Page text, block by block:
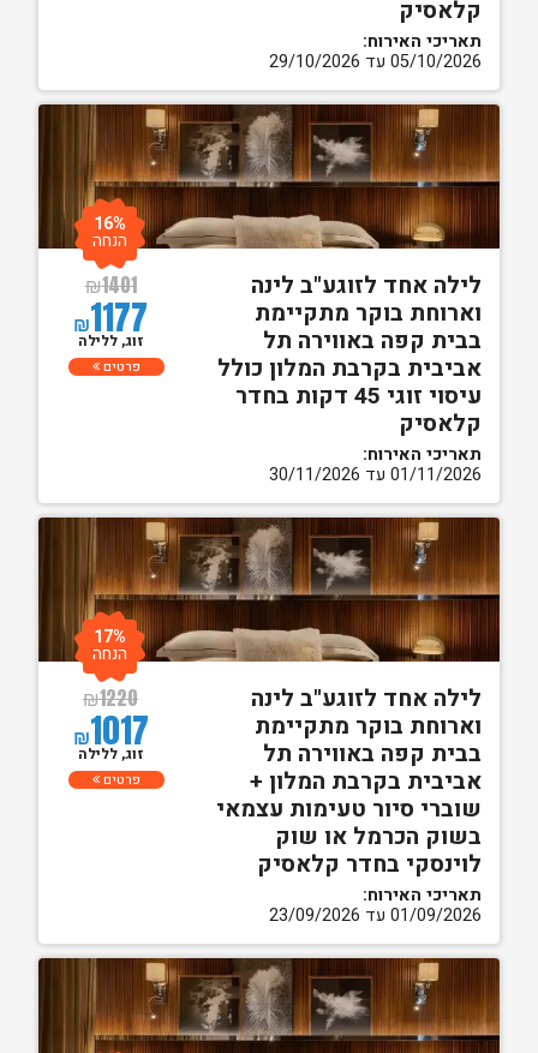
קלאסיק
תאריכי האירוח:
05/10/2026 עד 29/10/2026
לילה אחד לזוגע"ב לינה
וארוחת בוקר מתקיימת
בבית קפה באווירה תל
אביבית בקרבת המלון כולל
עיסוי זוגי 45 דקות בחדר
קלאסיק
תאריכי האירוח:
01/11/2026 עד 30/11/2026
₪1401
₪1177
16%
הנחה
זוג, ללילה
פרטים
לילה אחד לזוגע"ב לינה
וארוחת בוקר מתקיימת
בבית קפה באווירה תל
אביבית בקרבת המלון +
שוברי סיור טעימות עצמאי
בשוק הכרמל או שוק
לוינסקי בחדר קלאסיק
תאריכי האירוח:
01/09/2026 עד 23/09/2026
₪1220
₪1017
17%
הנחה
זוג, ללילה
פרטים